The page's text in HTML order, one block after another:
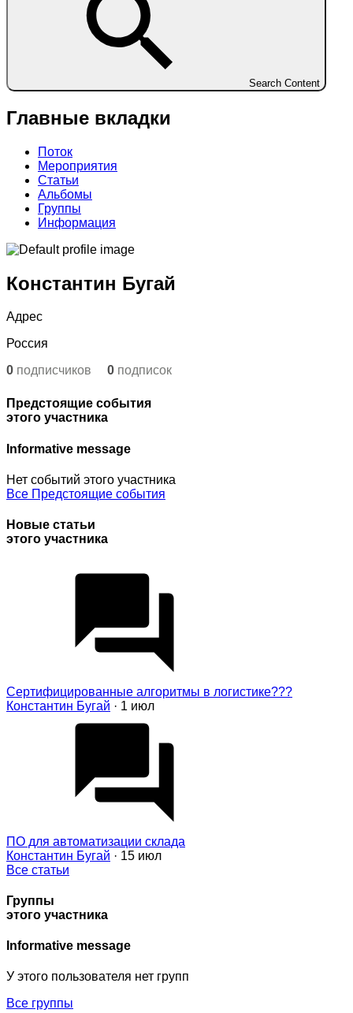
Search Content
Главные вкладки
Поток
Мероприятия
Статьи
Альбомы
Группы
Информация
Константин Бугай
Адрес
Россия
0 подписчиков 0 подписок
Предстоящие события
этого участника
Informative message
Нет событий этого участника
Все Предстоящие события
Новые статьи
этого участника
Сертифицированные алгоритмы в логистике???
Константин Бугай · 1 июл
ПО для автоматизации склада
Константин Бугай · 15 июл
Все статьи
Группы
этого участника
Informative message
У этого пользователя нет групп
Все группы